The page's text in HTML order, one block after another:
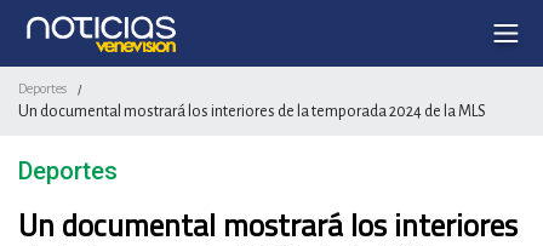
Deportes /
Un documental mostrará los interiores de la temporada 2024 de la MLS
Deportes
Un documental mostrará los interiores